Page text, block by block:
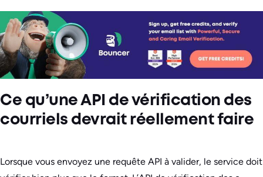
Ce qu’une API de vérification des
courriels devrait réellement faire
Lorsque vous envoyez une requête API à valider, le service doit